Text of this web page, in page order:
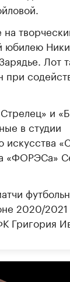
юбилею
Лот
при
и
в студии
искусства
«ФОРЭСа»
2020/2021
Григория